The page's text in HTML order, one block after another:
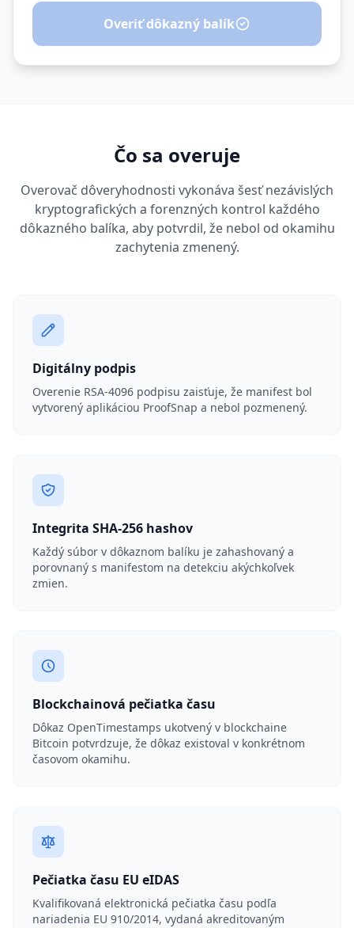
Overiť dôkazný balík
Čo sa overuje
Overovač dôveryhodnosti vykonáva šesť nezávislých
kryptografických a forenzných kontrol každého
dôkazného balíka, aby potvrdil, že nebol od okamihu
zachytenia zmenený.
Digitálny podpis
Overenie RSA-4096 podpisu zaisťuje, že manifest bol
vytvorený aplikáciou ProofSnap a nebol pozmenený.
Integrita SHA-256 hashov
Každý súbor v dôkaznom balíku je zahashovaný a
porovnaný s manifestom na detekciu akýchkoľvek
zmien.
Blockchainová pečiatka času
Dôkaz OpenTimestamps ukotvený v blockchaine
Bitcoin potvrdzuje, že dôkaz existoval v konkrétnom
časovom okamihu.
Pečiatka času EU eIDAS
Kvalifikovaná elektronická pečiatka času podľa
nariadenia EU 910/2014, vydaná akreditovaným